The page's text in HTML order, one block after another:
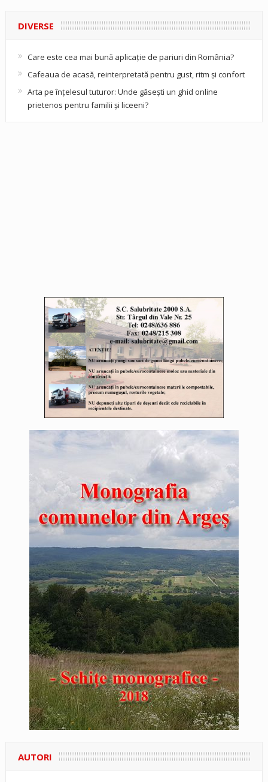
DIVERSE
Care este cea mai bună aplicație de pariuri din România?
Cafeaua de acasă, reinterpretată pentru gust, ritm și confort
Arta pe înțelesul tuturor: Unde găsești un ghid online
prietenos pentru familii și liceeni?
AUTORI